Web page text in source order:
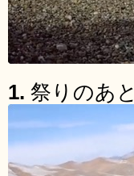
1. 祭りのあと